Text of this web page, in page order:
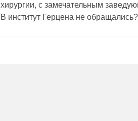
хирургии, с замечательным
В институт Герцена не обращались?